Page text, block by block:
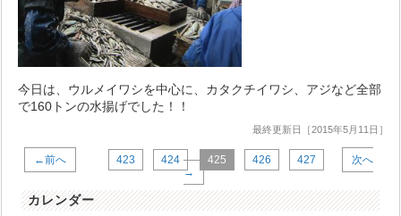
今日は、ウルメイワシを中心に、カタクチイワシ、アジなど全部
で160トンの水揚げでした！！
最終更新日［2015年5月11日］
←前へ 423 424 425 426 427
次へ
→
カレンダー